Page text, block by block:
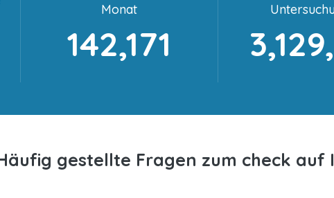
Monat
142,171
gestellte Fragen zum check auf